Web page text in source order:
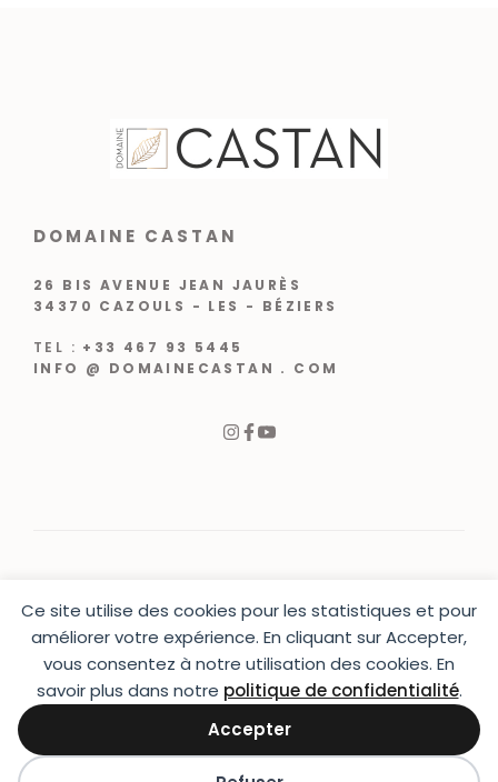
Ce site utilise des cookies pour les statistiques et pour
améliorer votre expérience. En cliquant sur Accepter,
vous consentez à notre utilisation des cookies. En
savoir plus dans notre politique de confidentialité.
Accepter
DOMAINE CASTAN
26 BIS AVENUE JEAN JAURÈS
34370 CAZOULS - LES - BÉZIERS
TEL : +33 467 93 5445
INFO @ DOMAINECASTAN . COM
CRÉATION WEB VARCHETTA
PRESSE|CONTACT|MENTIONS LÉGALES|
CGU & CGV|LIVRAISON